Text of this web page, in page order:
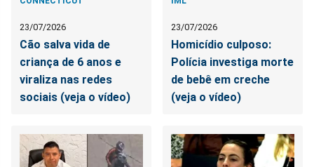
23/07/2026
Cão salva vida de
criança de 6 anos e
viraliza nas redes
sociais (veja o vídeo)
23/07/2026
Homicídio culposo:
Polícia investiga morte
de bebê em creche
(veja o vídeo)